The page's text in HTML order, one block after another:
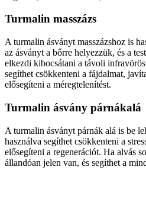
Turmalin masszázs
A turmalin ásványt masszázshoz is
az ásványt a bőrre helyezzük, és a
elkezdi kibocsátani a távoli infravörös
segíthet csökkenteni a fájdalmat,
elősegíteni a méregtelenítést.
Turmalin ásvány párnákalá
A turmalin ásványt párnák alá is be
használva segíthet csökkenteni a
elősegíteni a regenerációt. Ha alvás
állandóan jelen van, és segíthet a